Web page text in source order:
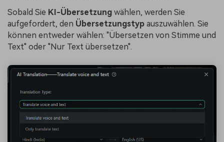
Sobald Sie KI-Übersetzung wählen, werden Sie
aufgefordert, den Übersetzungstyp auszuwählen. Sie
können entweder wählen: "Übersetzen von Stimme und
Text" oder "Nur Text übersetzen".